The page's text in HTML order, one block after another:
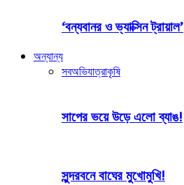
‘বন্যবানর ও ভ্যাক্সিন ট্রায়াল’
অন্যান্য
সবঅভিযাত্রাকৃষি
সাপের ভয়ে উড়ে এলো ব্যাঙ!
সুন্দরবনে বাঘের মুখোমুখি!